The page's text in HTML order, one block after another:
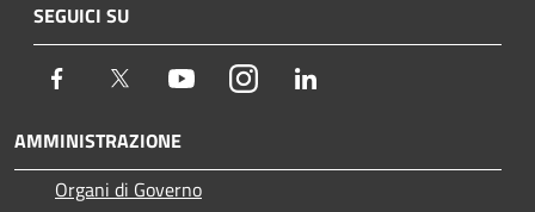
SEGUICI SU
Facebook Twitter YoutubeInstagram
AMMINISTRAZIONE
Organi di Governo